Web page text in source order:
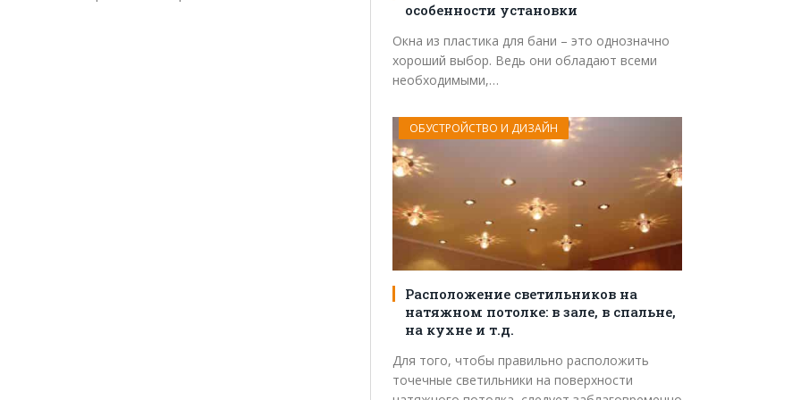
особенности установки
Окна из пластика для бани – это однозначно
хороший выбор. Ведь они обладают всеми
необходимыми,…
ОБУСТРОЙСТВО И ДИЗАЙН
Расположение светильников на
натяжном потолке: в зале, в спальне,
на кухне и т.д.
Для того, чтобы правильно расположить
точечные светильники на поверхности